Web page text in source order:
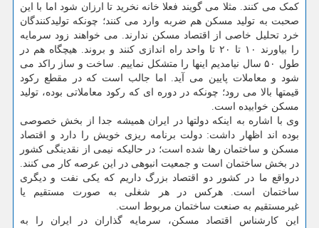
کمک می کنند. مثلا می گویند فعلا خانه نخرید تا ارزان شود اما با این
صحبت به تولید مسکن هم ضربه وارد می کنند؛ چونکه تولیدکنندگان
خرد تحلیل خاصی از اقتصاد مسکن ندارند. می خواهند زود سرمایه
را بیاورند ۱۰ تا ۲۰ تا واحد راه اندازی کنند و بروند. هیچگاه هم در
طول ۵۰ سال نیامدیم اینها را متشکل نماییم. ساخت و ساز راکد می
شود و معاملات پایین می آید. اما جالب است که در مقطع رکود
قیمتها بالا می رود؛ چونکه در دوره ای که رکود معاملاتی بوده، تولید
مسکن خوابیده است.
وی با اشاره به اینکه دولتها در ایران همیشه جدا از بخش خصوصی
بوده اند اظهار داشت: دولت برنامه ریزی خویش را دارد و اقتصاد
مسکن و ساختمان رها شده است؛ در حالیکه نیمی از نقدینگی کشور
در بخش ساختمان است و جمعیت انبوهی در این عرصه کار می کنند.
درواقع ما در کشور دو اقتصاد بزرگ داریم که یکی نفت و دیگری
ساختمان است. هرکس در هر شغلی به صورت مستقیم یا
غیرمستقیم به صنعت ساختمان مربوط است.
این کارشناس اقتصاد مسکن، سرمایه گذاران در ایران را به